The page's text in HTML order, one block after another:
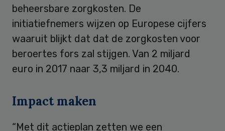
beheersbare zorgkosten. De
initiatiefnemers wijzen op Europese cijfers
waaruit blijkt dat dat de zorgkosten voor
beroertes fors zal stijgen. Van 2 miljard
euro in 2017 naar 3,3 miljard in 2040.
Impact maken
“Met dit actieplan zetten we een